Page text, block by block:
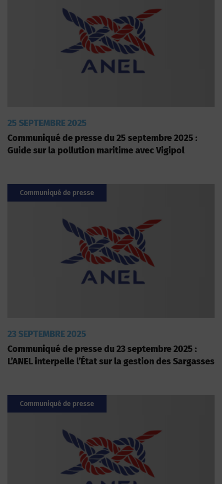
25 SEPTEMBRE 2025
Communiqué de presse du 25 septembre 2025 :
Guide sur la pollution maritime avec Vigipol
Communiqué de presse
23 SEPTEMBRE 2025
Communiqué de presse du 23 septembre 2025 :
L’ANEL interpelle l’État sur la gestion des Sargasses
Communiqué de presse